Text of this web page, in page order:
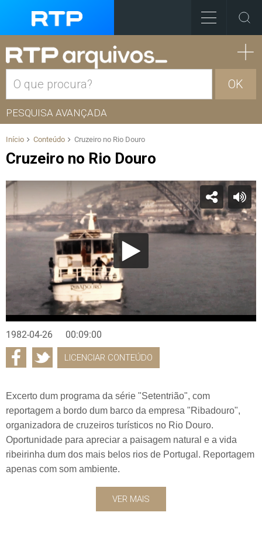
OK
PESQUISA AVANÇADA
Início Conteúdo Cruzeiro no Rio Douro
Cruzeiro no Rio Douro
1982-04-26 00:09:00
LICENCIAR CONTEÚDO
Excerto dum programa da série "Setentrião", com
reportagem a bordo dum barco da empresa "Ribadouro",
organizadora de cruzeiros turísticos no Rio Douro.
Oportunidade para apreciar a paisagem natural e a vida
ribeirinha dum dos mais belos rios de Portugal. Reportagem
apenas com som ambiente.
VER MAIS